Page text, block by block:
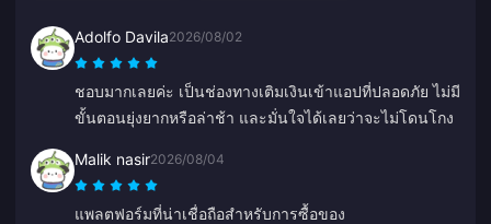
Adolfo Davila2026/08/02
ชอบมากเลยค่ะ เป็นช่องทางเติมเงินเข้าแอปที่ปลอดภัย ไม่มี
ขั้นตอนยุ่งยากหรือล่าช้า และมั่นใจได้เลยว่าจะไม่โดนโกง
Malik nasir2026/08/04
แพลตฟอร์มที่น่าเชื่อถือสำหรับการซื้อของ